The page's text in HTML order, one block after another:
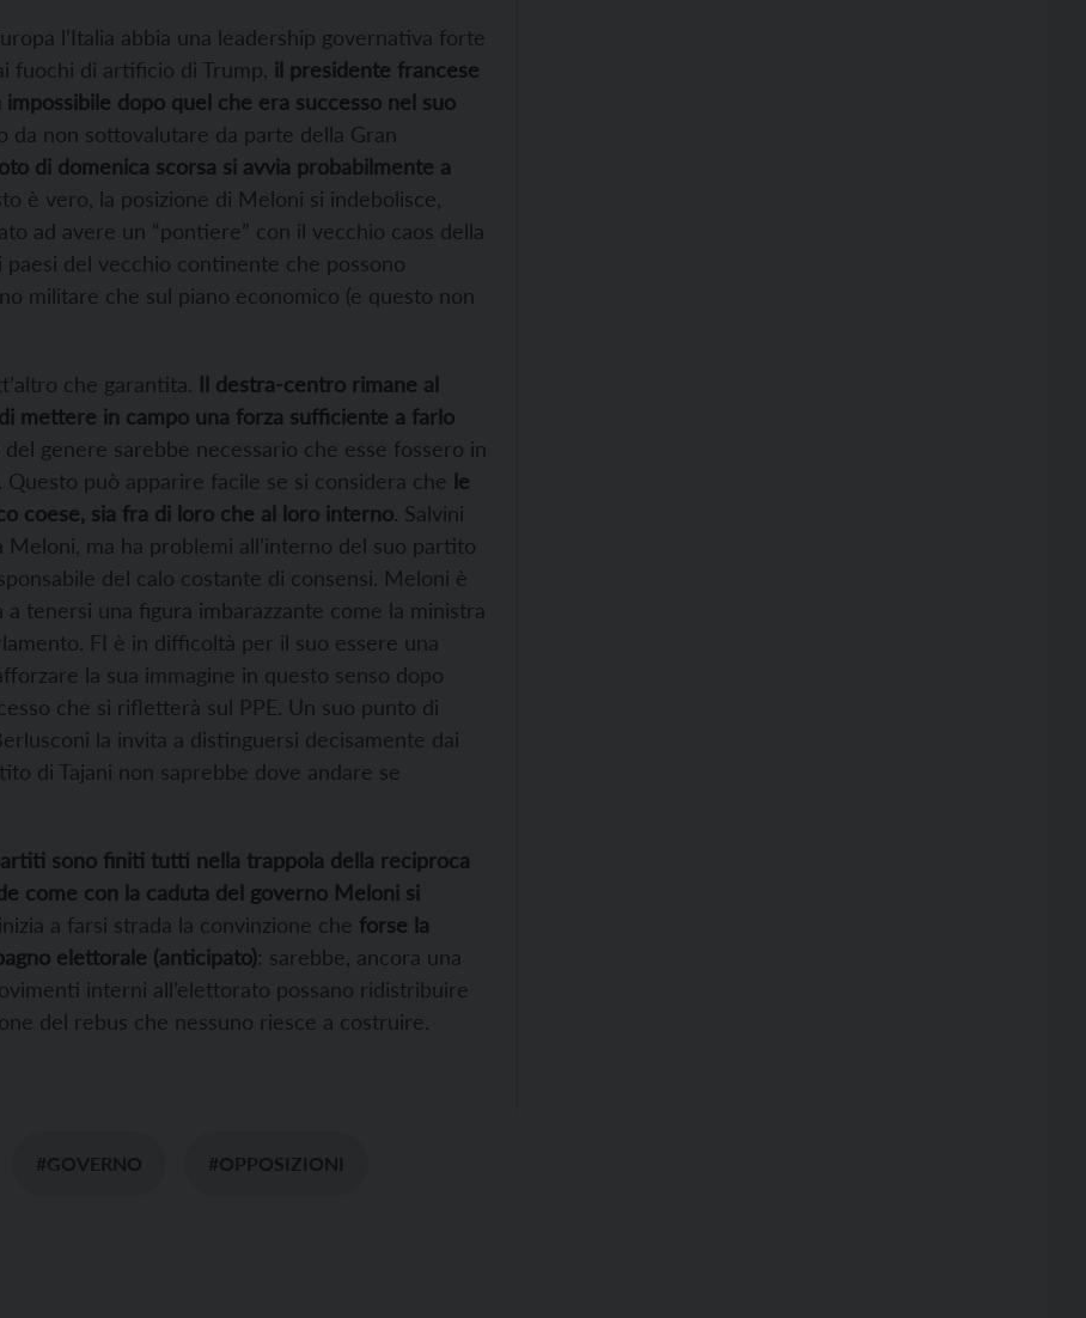
l’Italia abbia una leadership governativa forte
fuochi di artificio di Trump, il presidente francese
dopo quel che era successo nel suo
da non sottovalutare da parte della Gran
di domenica scorsa si avvia probabilmente a
è vero, la posizione di Meloni si indebolisce,
ad avere un “pontiere” con il vecchio caos della
del vecchio continente che possono
militare che sul piano economico (e questo non
che garantita. Il destra-centro rimane al
mettere in campo una forza sufficiente a farlo
genere sarebbe necessario che esse fossero in
può apparire facile se si considera che le
coese, sia fra di loro che al loro interno. Salvini
ma ha problemi all’interno del suo partito
del calo costante di consensi. Meloni è
tenersi una figura imbarazzante come la ministra
FI è in difficoltà per il suo essere una
la sua immagine in questo senso dopo
che si rifletterà sul PPE. Un suo punto di
la invita a distinguersi decisamente dai
di Tajani non saprebbe dove andare se
sono finiti tutti nella trappola della reciproca
come con la caduta del governo Meloni si
a farsi strada la convinzione che forse la
elettorale (anticipato): sarebbe, ancora una
interni all’elettorato possano ridistribuire
del rebus che nessuno riesce a costruire.
#GOVERNO #OPPOSIZIONI